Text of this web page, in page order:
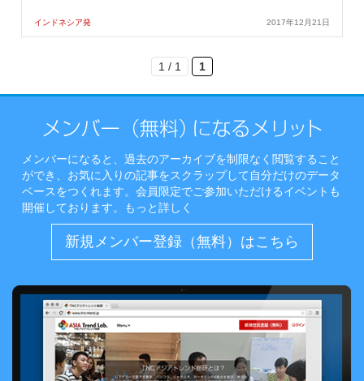
インドネシア発 2017年12月21日
1 / 1 1
メンバーになると、過去のアーカイブを制限なく閲覧すること
ができ、お気に入りの記事をスクラップして自分だけのデータ
ベースをつくれます。会員限定でご参加いただけるイベントも
開催しております。
もっと詳しく
新規メンバー登録（無料）はこちら